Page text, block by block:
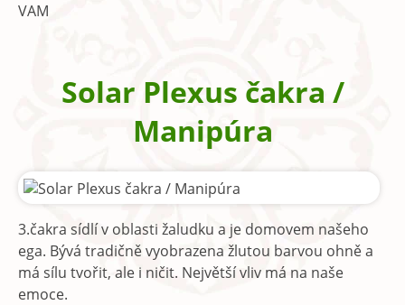
VAM
Solar Plexus čakra /
Manipúra
3.čakra sídlí v oblasti žaludku a je domovem našeho
ega. Bývá tradičně vyobrazena žlutou barvou ohně a
má sílu tvořit, ale i ničit. Největší vliv má na naše
emoce.